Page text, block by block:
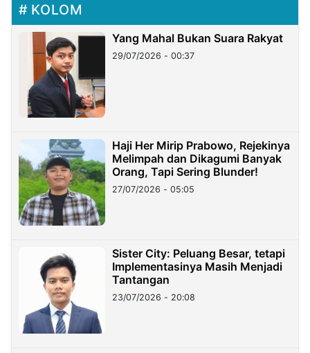
KOLOM
Yang Mahal Bukan Suara Rakyat
29/07/2026 - 00:37
Haji Her Mirip Prabowo, Rejekinya
Melimpah dan Dikagumi Banyak
Orang, Tapi Sering Blunder!
27/07/2026 - 05:05
Sister City: Peluang Besar, tetapi
Implementasinya Masih Menjadi
Tantangan
23/07/2026 - 20:08